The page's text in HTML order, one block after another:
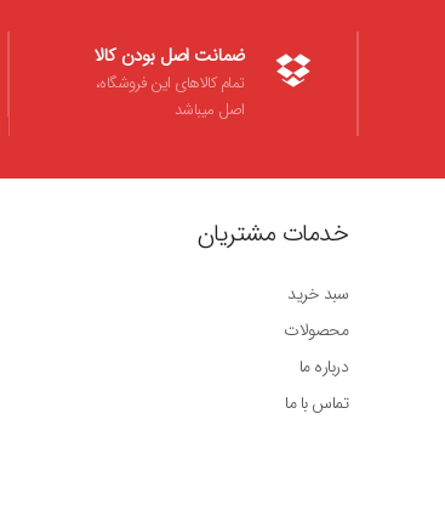
ضمانت اصل بودن کالا
تمام کالاهای این فروشگاه،
اصل میباشد
خدمات مشتریان
سبد خرید
محصولات
درباره ما
تماس با ما